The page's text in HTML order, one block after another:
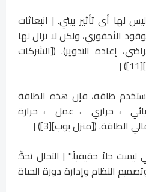
لها أي تأثير بيئي. | انبعاثات
الأحفوري، ولكن لا تزال لها
إعادة التدوير). ([الشركات
|
طاقة، فإن هذه الطاقة
← حراري ← عمل ← حرارة
الطاقة. ([منزل بوب][3]) |
ليست حلاً حقيقياً." | التحلل تحدٍّ؛
النظام وإدارة دورة الحياة